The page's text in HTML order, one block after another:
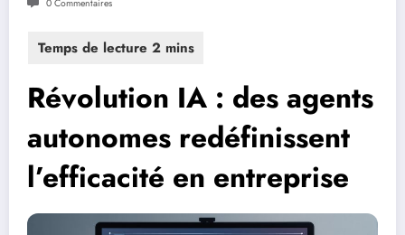
0 Commentaires
Révolution IA : des agents
autonomes redéfinissent
l’efficacité en entreprise